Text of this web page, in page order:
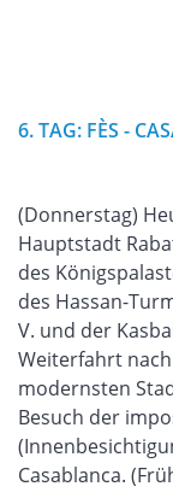
6. TAG: FÈS -
(Donnerstag)
Hauptstadt
des
des Hassan-
V. und der
Weiterfahrt
modernsten
Besuch der
Casablanca.